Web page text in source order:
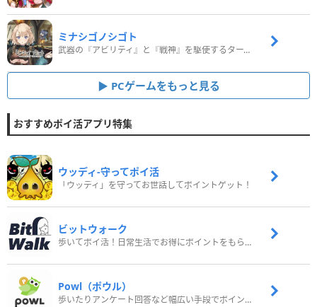
ミナシゴノシゴト
武器の『アビリティ』と『戦神』を駆使するターン制コマンドバトルRPG！
PCゲームをもっと見る
おすすめポイ活アプリ特集
ウッディ‐守ってポイ活
「ウッディ」を守ってお世話してポイントゲット！
ビットウォーク
歩いてポイ活！日常生活でお得にポイントをもらおう
Powl（ポウル）
歩いたりアンケート回答など幅広い手段でポイントをゲット